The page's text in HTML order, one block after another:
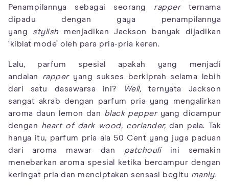
Penampilannya sebagai seorang rapperternama
dipadu dengan gaya penampilannya
yang stylish menjadikan Jackson banyak dijadikan
‘kiblat mode’ oleh para pria-pria keren.
Lalu, parfum spesial apakah yang menjadi
andalan rapperyang sukses berkiprah selama lebih
dari satu dasawarsa ini?
Well,
ternyata Jackson
sangat akrab dengan parfum pria yang mengalirkan
aroma daun lemon dan black pepperyang dicampur
dengan heart of dark wood, coriander, dan pala. Tak
hanya itu, parfum pria ala 50 Cent yang juga paduan
dari aroma mawar dan patchouliini semakin
menebarkan aroma spesial ketika bercampur dengan
keringat pria dan menciptakan sensasi begitu manly.